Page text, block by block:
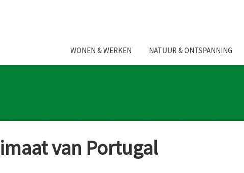
WONEN & WERKEN NATUUR & ONTSPANNING
van Portugal